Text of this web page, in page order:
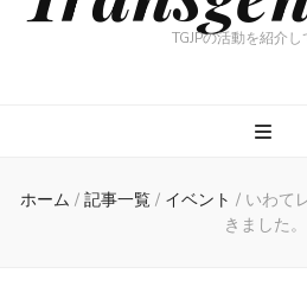
TGJPの活動を紹介
ホーム / 記事一覧 / イベント / いわて
きました。